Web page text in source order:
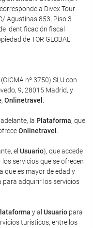
a Divex Tour
Agustinas 853, Piso 3
identificación fiscal
de TOR GLOBAL
nº 3750) SLU con
9, 28015 Madrid, y
Onlinetravel
la Plataforma, que
Onlinetravel
el Usuario), que accede
servicios que se ofrecen
que es mayor de edad y
para adquirir los servicios
y al Usuario para
turísticos, entre los